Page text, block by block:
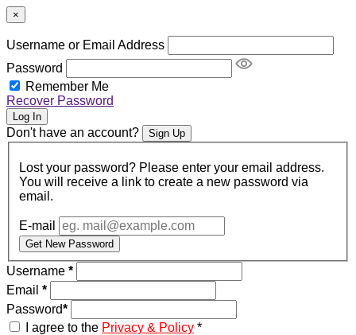
×
Username or Email Address
Password
Remember Me
Recover Password
Log In
Don't have an account? Sign Up
Lost your password? Please enter your email address.
You will receive a link to create a new password via
email.
E-mail
Get New Password
Username *
Email *
Password*
I agree to the Privacy & Policy *